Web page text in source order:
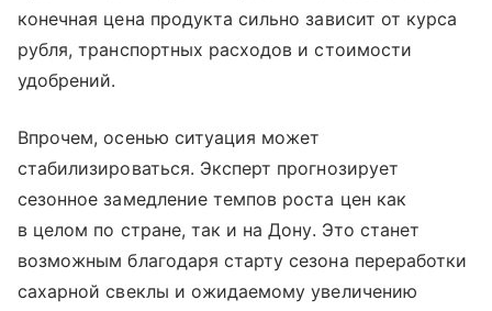
конечная цена продукта сильно зависит от курса
рубля, транспортных расходов и стоимости
удобрений.
Впрочем, осенью ситуация может
стабилизироваться. Эксперт прогнозирует
сезонное замедление темпов роста цен как
в целом по стране, так и на Дону. Это станет
возможным благодаря старту сезона переработки
сахарной свеклы и ожидаемому увеличению